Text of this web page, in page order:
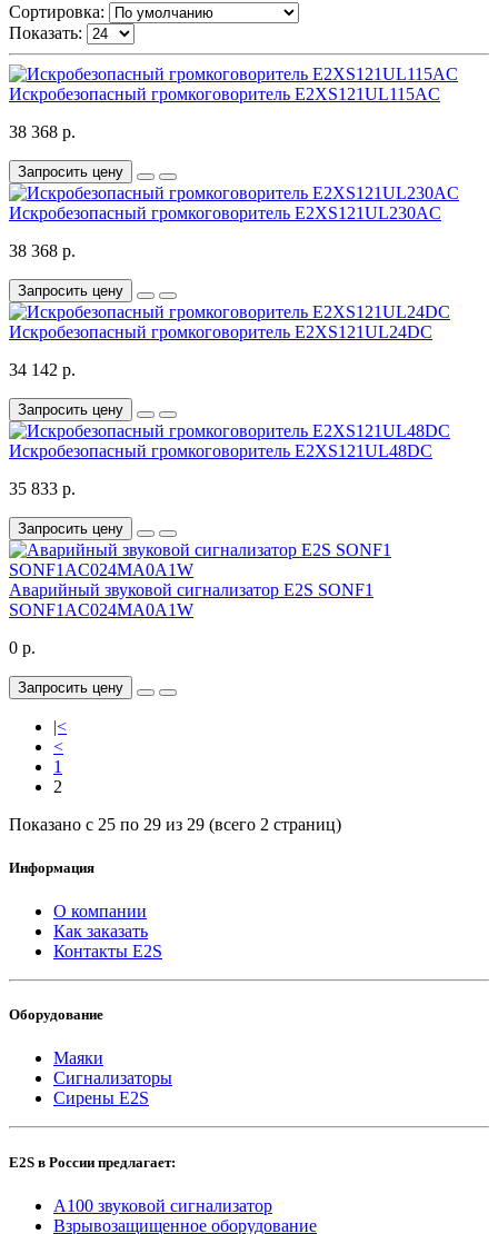
Сортировка:
Показать:
Искробезопасный громкоговоритель E2XS121UL115AC
38 368 р.
Запросить цену
Искробезопасный громкоговоритель E2XS121UL230AC
38 368 р.
Запросить цену
Искробезопасный громкоговоритель E2XS121UL24DC
34 142 р.
Запросить цену
Искробезопасный громкоговоритель E2XS121UL48DC
35 833 р.
Запросить цену
Аварийный звуковой сигнализатор E2S SONF1
SONF1AC024MA0A1W
0 р.
Запросить цену
|<
<
1
2
Показано с 25 по 29 из 29 (всего 2 страниц)
Информация
О компании
Как заказать
Контакты E2S
Оборудование
Маяки
Сигнализаторы
Сирены E2S
E2S в России предлагает:
A100 звуковой сигнализатор
Взрывозащищенное оборудование